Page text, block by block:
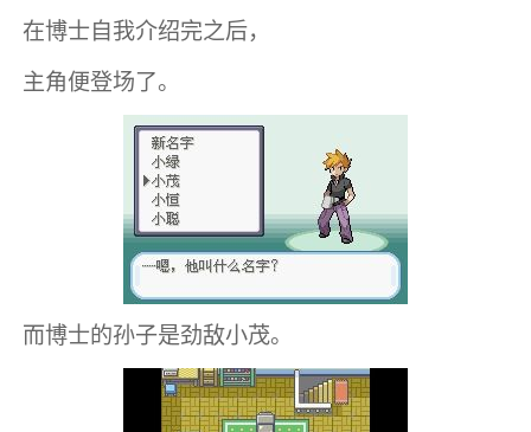
在博士自我介绍完之后，
主角便登场了。
而博士的孙子是劲敌小茂。